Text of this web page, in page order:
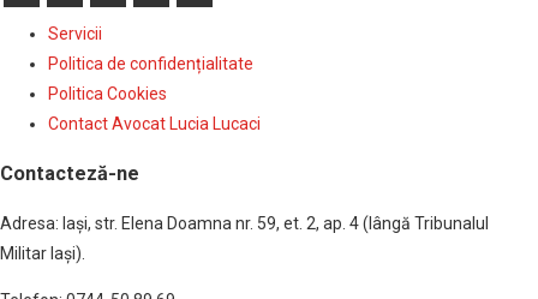
Servicii
Politica de confidențialitate
Politica Cookies
Contact Avocat Lucia Lucaci
Contacteză-ne
Adresa: Iaşi, str. Elena Doamna nr. 59, et. 2, ap. 4 (lângă Tribunalul
Militar Iaşi).